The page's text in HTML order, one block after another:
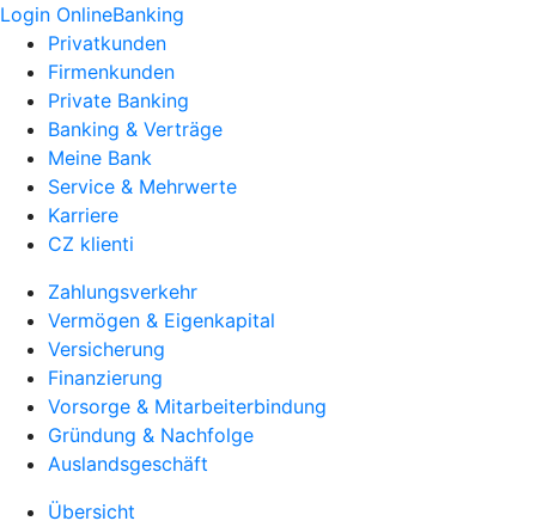
Login OnlineBanking
Privatkunden
Firmenkunden
Private Banking
Banking & Verträge
Meine Bank
Service & Mehrwerte
Karriere
CZ klienti
Zahlungsverkehr
Vermögen & Eigenkapital
Versicherung
Finanzierung
Vorsorge & Mitarbeiterbindung
Gründung & Nachfolge
Auslandsgeschäft
Übersicht